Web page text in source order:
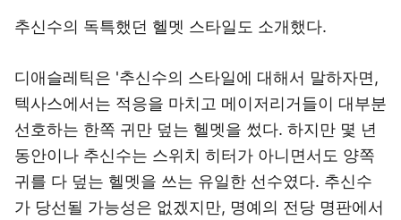
추신수의 독특했던 헬멧 스타일도 소개했다.
디애슬레틱은 '추신수의 스타일에 대해서 말하자면,
텍사스에서는 적응을 마치고 메이저리거들이 대부분
선호하는 한쪽 귀만 덮는 헬멧을 썼다. 하지만 몇 년
동안이나 추신수는 스위치 히터가 아니면서도 양쪽
귀를 다 덮는 헬멧을 쓰는 유일한 선수였다. 추신수
가 당선될 가능성은 없겠지만, 명예의 전당 명판에서